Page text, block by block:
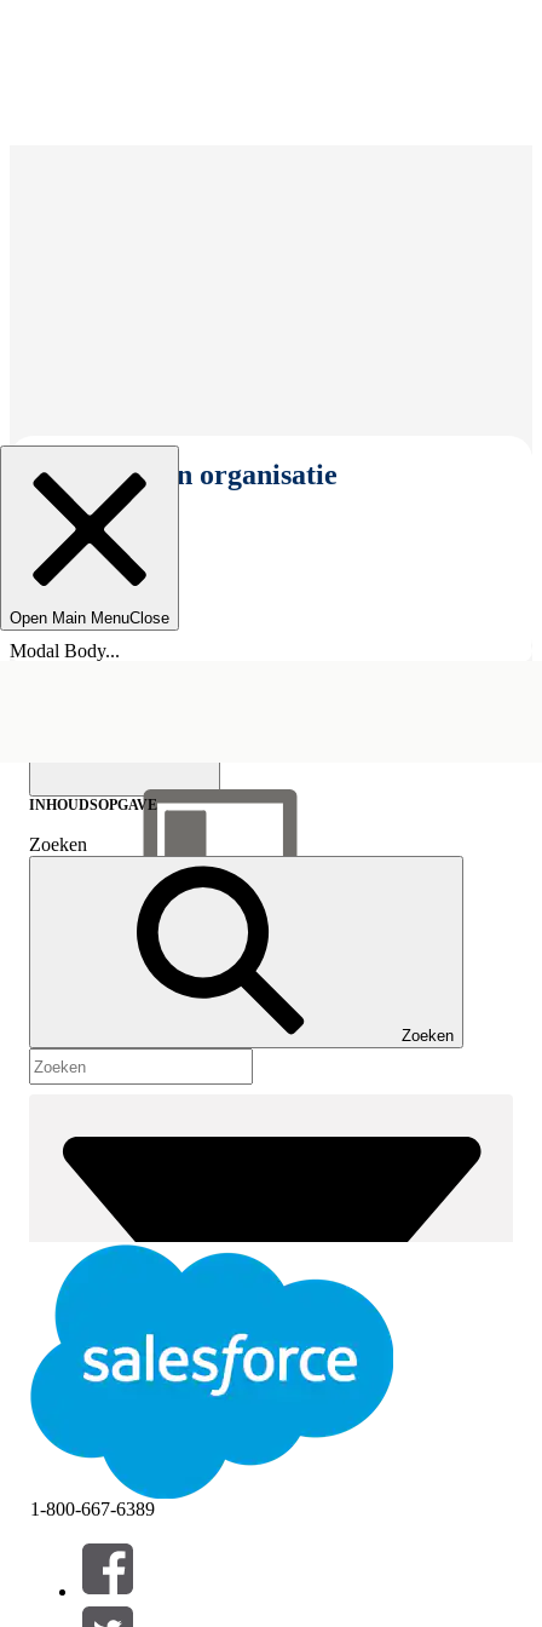
Selecteer een organisatie
Open Main MenuClose
Modal Body...
Inhoudsopgave
weergeven
Inhoudsopgave
INHOUDSOPGAVE
Zoeken
Zoeken
Filteren op (0)
FILTERS SELECTEREN
1-800-667-6389